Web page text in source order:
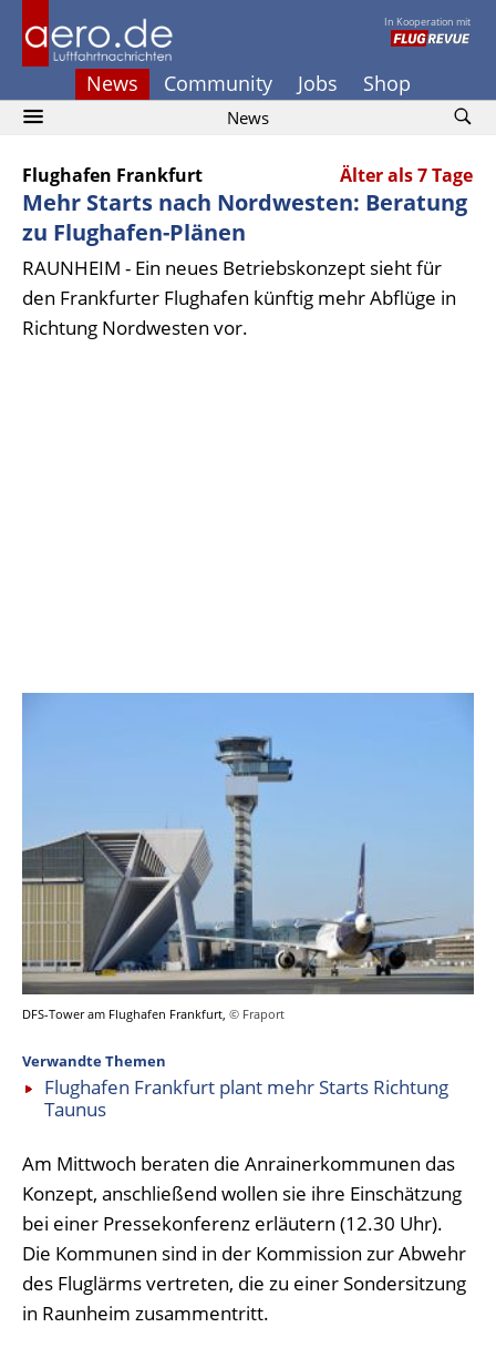
In Kooperation mit
News Community Jobs Shop
News
Flughafen Frankfurt Älter als 7 Tage
Mehr Starts nach Nordwesten: Beratung
zu Flughafen-Plänen
RAUNHEIM - Ein neues Betriebskonzept sieht für
den Frankfurter Flughafen künftig mehr Abflüge in
Richtung Nordwesten vor.
DFS-Tower am Flughafen Frankfurt, © Fraport
Verwandte Themen
Flughafen Frankfurt plant mehr Starts Richtung
Taunus
Am Mittwoch beraten die Anrainerkommunen das
Konzept, anschließend wollen sie ihre Einschätzung
bei einer Pressekonferenz erläutern (12.30 Uhr).
Die Kommunen sind in der Kommission zur Abwehr
des Fluglärms vertreten, die zu einer Sondersitzung
in Raunheim zusammentritt.